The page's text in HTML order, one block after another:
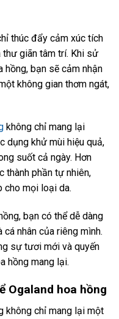
thúc đẩy cảm xúc tích
giãn tâm trí. Khi sử
hồng, bạn sẽ cảm nhận
không gian thơm ngát,
không chỉ mang lại
dụng khử mùi hiệu quả,
suốt cả ngày. Hơn
thành phần tự nhiên,
cho mọi loại da.
bạn có thể dễ dàng
nhân của riêng mình.
sự tươi mới và quyến
hồng mang lại.
Ogaland hoa hồng
không chỉ mang lại một